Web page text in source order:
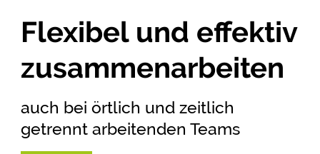
Flexibel und effektiv
zusammenarbeiten
auch bei örtlich und zeitlich
getrennt arbeitenden Teams